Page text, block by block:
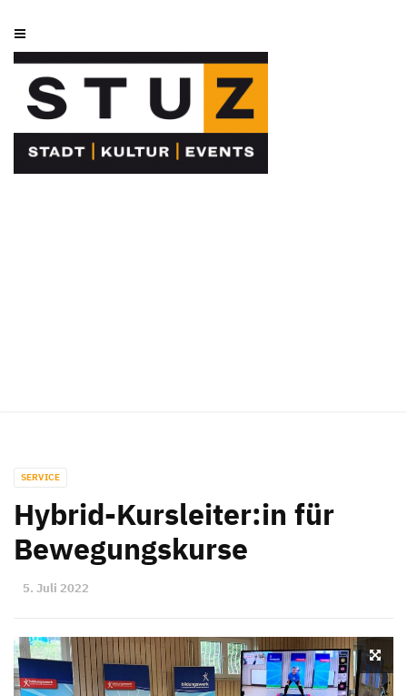
SERVICE
Hybrid-Kursleiter:in für
Bewegungskurse
5. Juli 2022